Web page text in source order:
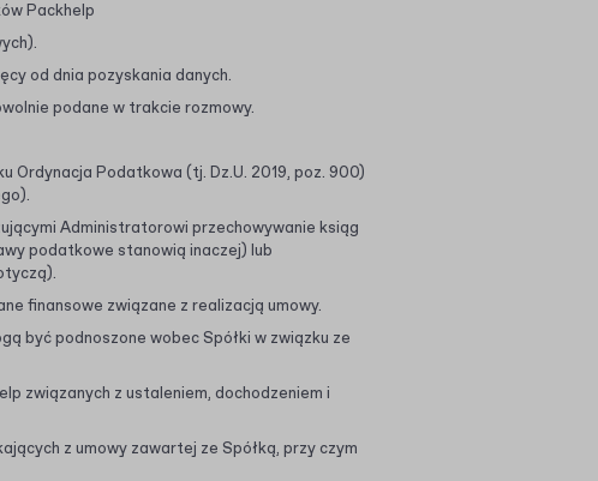
Packhelp
od dnia pozyskania danych.
podane w trakcie rozmowy.
Ordynacja Podatkowa (tj. Dz.U. 2019, poz. 900)
Administratorowi przechowywanie ksiąg
podatkowe stanowią inaczej) lub
finansowe związane z realizacją umowy.
być podnoszone wobec Spółki w związku ze
związanych z ustaleniem, dochodzeniem i
z umowy zawartej ze Spółką, przy czym